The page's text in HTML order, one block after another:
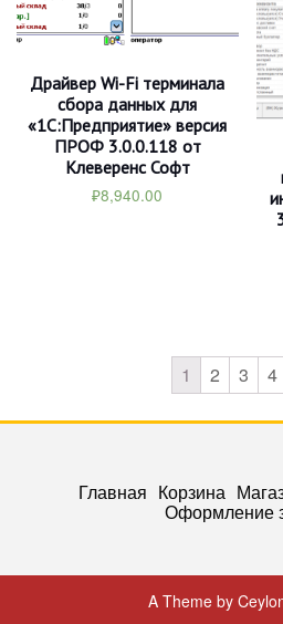
Драйвер Wi-Fi терминала
сбора данных для
«1С:Предприятие» версия
ПРОФ 3.0.0.118 от
Клеверенс Софт
₽8,940.00
1 2 3 4
Главная Корзина
Оформление
A Theme by